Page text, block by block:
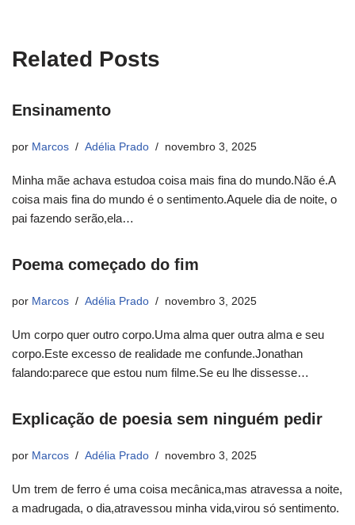
Related Posts
Ensinamento
por Marcos Adélia Prado novembro 3, 2025
Minha mãe achava estudoa coisa mais fina do mundo.Não é.A
coisa mais fina do mundo é o sentimento.Aquele dia de noite, o
pai fazendo serão,ela…
Poema começado do fim
por Marcos Adélia Prado novembro 3, 2025
Um corpo quer outro corpo.Uma alma quer outra alma e seu
corpo.Este excesso de realidade me confunde.Jonathan
falando:parece que estou num filme.Se eu lhe dissesse…
Explicação de poesia sem ninguém pedir
por Marcos Adélia Prado novembro 3, 2025
Um trem de ferro é uma coisa mecânica,mas atravessa a noite,
a madrugada, o dia,atravessou minha vida,virou só sentimento.